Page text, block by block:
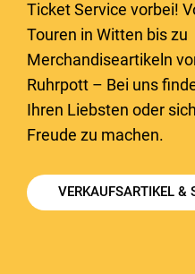
Ticket Service vorbei!
Touren in Witten bis zu
Merchandiseartikeln
Ruhrpott – Bei uns
Ihren Liebsten oder
Freude zu machen.
VERKAUFSARTIKEL &